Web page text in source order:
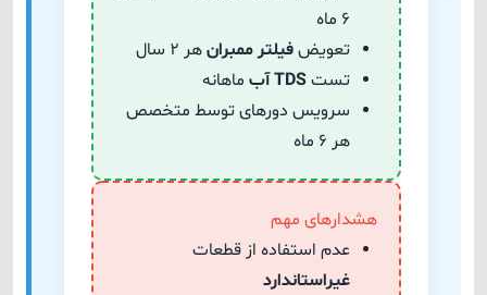
۶ ماه
تعویضفیلتر ممبرانهر ۲ سال
تستTDS آب
ماهانه
سرویس دورهای توسط متخصص
هر ۶ ماه
هشدارهای مهم
عدم استفاده از قطعات
غیراستاندارد